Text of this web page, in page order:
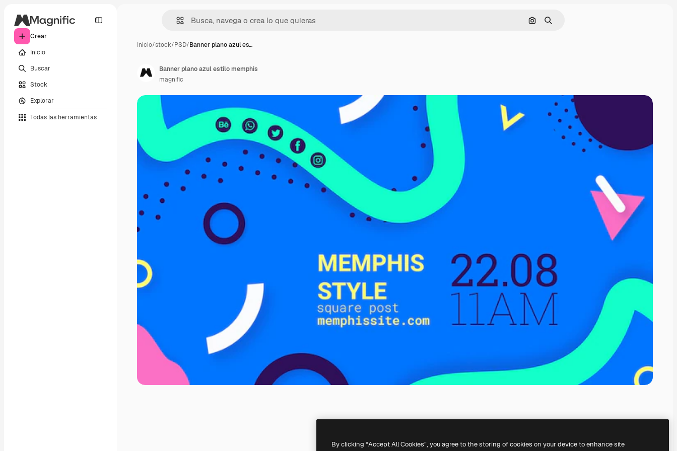
Crear
Inicio
Buscar
Stock
Explorar
Todas las herramientas
Buscar por imagen
Buscar
Inicio/stock/PSD/Banner plano azul es…
Banner plano azul estilo memphis
magnific
By clicking “Accept All Cookies”, you agree to the storing of cookies on your device to enhance site